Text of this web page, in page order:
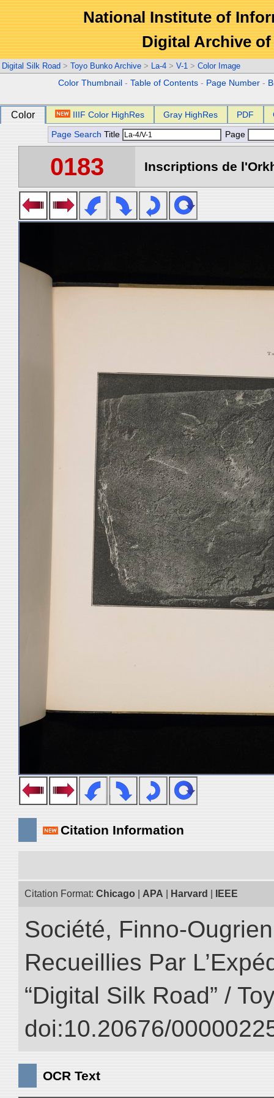
National Institute of
Digital Archive
Digital Silk Road > Toyo Bunko Archive > La-4 > V-1 > Color Image
Color Thumbnail -Table of Contents - Page Number -
Color IIIF Color HighRes Gray HighRes PDF
Page Search Title Page
0183 Inscriptions de
Citation Information
Citation Format: Chicago APA Harvard IEEE
Société, Finno-
Recueillies Par
“Digital Silk Road” /
doi:10.20676/
OCR Text